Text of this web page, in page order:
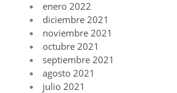
enero 2022
diciembre 2021
noviembre 2021
octubre 2021
septiembre 2021
agosto 2021
julio 2021